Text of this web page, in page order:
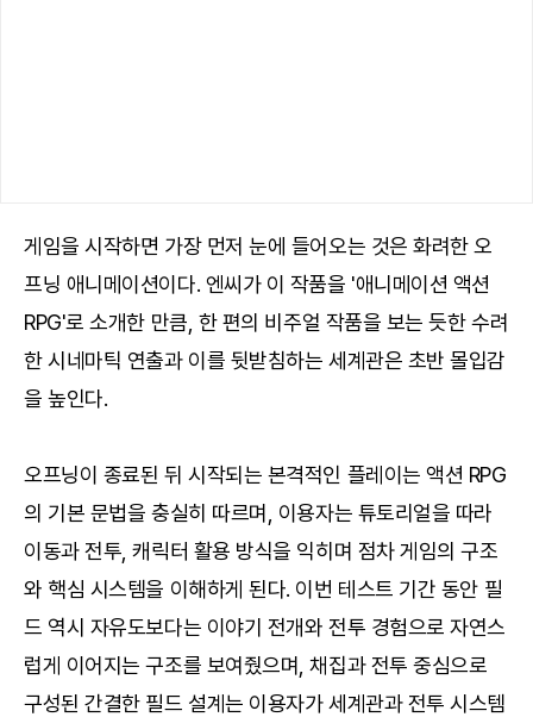
게임을 시작하면 가장 먼저 눈에 들어오는 것은 화려한 오
프닝 애니메이션이다. 엔씨가 이 작품을 '애니메이션 액션
RPG'로 소개한 만큼, 한 편의 비주얼 작품을 보는 듯한 수려
한 시네마틱 연출과 이를 뒷받침하는 세계관은 초반 몰입감
을 높인다.
오프닝이 종료된 뒤 시작되는 본격적인 플레이는 액션 RPG
의 기본 문법을 충실히 따르며, 이용자는 튜토리얼을 따라
이동과 전투, 캐릭터 활용 방식을 익히며 점차 게임의 구조
와 핵심 시스템을 이해하게 된다. 이번 테스트 기간 동안 필
드 역시 자유도보다는 이야기 전개와 전투 경험으로 자연스
럽게 이어지는 구조를 보여줬으며, 채집과 전투 중심으로
구성된 간결한 필드 설계는 이용자가 세계관과 전투 시스템